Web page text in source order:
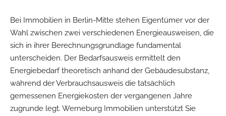
Bei Immobilien in Berlin-Mitte stehen Eigentümer vor der
Wahl zwischen zwei verschiedenen Energieausweisen, die
sich in ihrer Berechnungsgrundlage fundamental
unterscheiden. Der Bedarfsausweis ermittelt den
Energiebedarf theoretisch anhand der Gebäudesubstanz,
während der Verbrauchsausweis die tatsächlich
gemessenen Energiekosten der vergangenen Jahre
zugrunde legt. Werneburg Immobilien unterstützt Sie